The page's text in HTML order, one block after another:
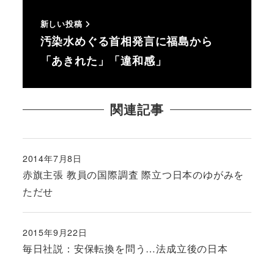
新しい投稿
汚染水めぐる首相発言に福島から
「あきれた」「違和感」
関連記事
赤旗主張 教員の国際調査 際立つ日本のゆがみを
ただせ
投稿日
2014年7月8日
毎日社説：安保転換を問う…法成立後の日本
投稿日
2015年9月22日